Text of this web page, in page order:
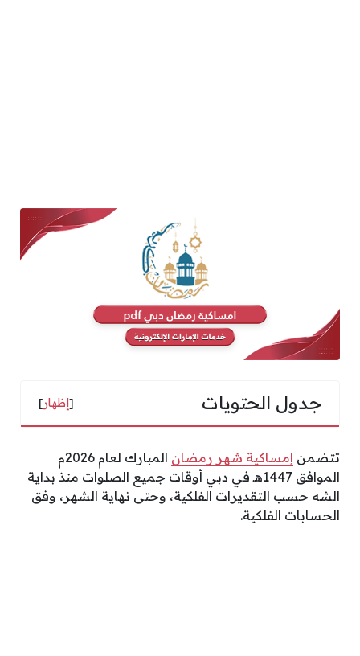
جدول الحتويات [إظهار]
تتضمن إمساكية شهر رمضان
المبارك لعام 2026م
الموافق 1447هـ في دبي أوقات جميع الصلوات منذ بداية
الشه حسب التقديرات الفلكية، وحتى نهاية الشهر، وفق
الحسابات الفلكية.